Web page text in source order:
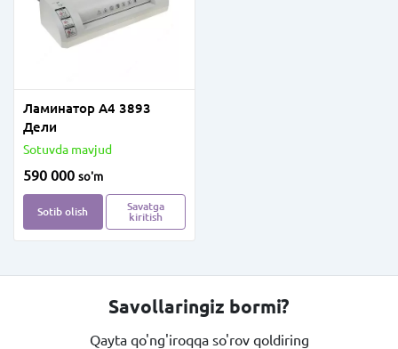
Ламинатор А4 3893
Дели
Sotuvda mavjud
590 000 so'm
Sotib olish
Savatga
kiritish
Savollaringiz bormi?
Qayta qo'ng'iroqqa so'rov qoldiring